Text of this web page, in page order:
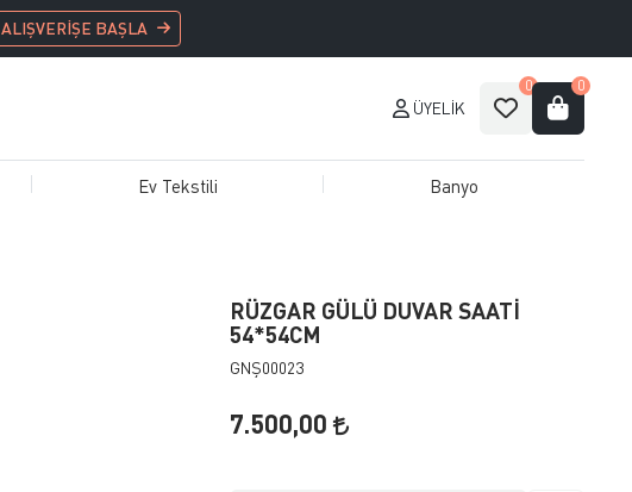
ALIŞVERİŞE BAŞLA
ÜYELIK
0 0
Ev Tekstili Banyo
RÜZGAR GÜLÜ DUVAR SAATİ
54*54CM
GNŞ00023
7.500,00